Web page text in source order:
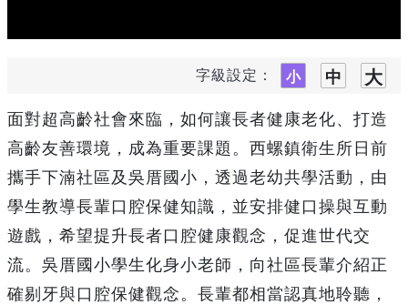
字級設定：
面對超高齡社會來臨，如何讓長者健康老化、打造
高齡友善環境，成為重要課題。西螺鎮衛生所日前
攜手下湳社區及吳厝國小，透過老幼共學活動，由
學生教導長輩口腔保健知識，並安排健口操與互動
遊戲，希望提升長者口腔健康觀念，促進世代交
流。吳厝國小學生化身小老師，向社區長輩介紹正
確剔牙與口腔保健觀念。長輩都相當認真地聆聽，